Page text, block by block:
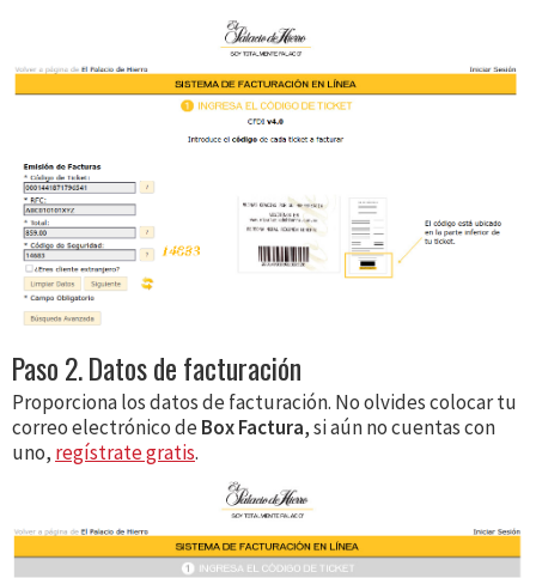
Paso 2. Datos de facturación
Proporciona los datos de facturación. No olvides colocar tu
correo electrónico deBox Factura, si aún no cuentas con
uno, regístrate gratis.